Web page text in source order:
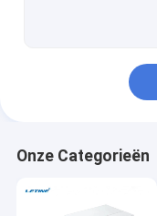
Jasmijnwerker
Onze Categorieën